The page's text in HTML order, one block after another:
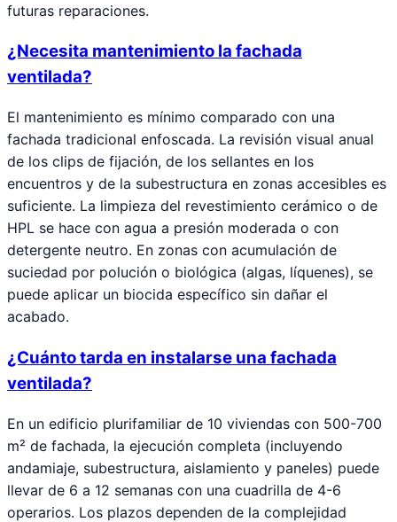
futuras reparaciones.
¿Necesita mantenimiento la fachada
ventilada?
El mantenimiento es mínimo comparado con una
fachada tradicional enfoscada. La revisión visual anual
de los clips de fijación, de los sellantes en los
encuentros y de la subestructura en zonas accesibles es
suficiente. La limpieza del revestimiento cerámico o de
HPL se hace con agua a presión moderada o con
detergente neutro. En zonas con acumulación de
suciedad por polución o biológica (algas, líquenes), se
puede aplicar un biocida específico sin dañar el
acabado.
¿Cuánto tarda en instalarse una fachada
ventilada?
En un edificio plurifamiliar de 10 viviendas con 500-700
m² de fachada, la ejecución completa (incluyendo
andamiaje, subestructura, aislamiento y paneles) puede
llevar de 6 a 12 semanas con una cuadrilla de 4-6
operarios. Los plazos dependen de la complejidad